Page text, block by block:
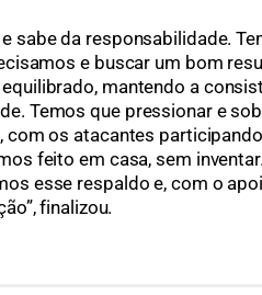
sabe da responsabilidade.
e buscar um bom
mantendo a
Temos que pressionar e
com os atacantes
feito em casa, sem
esse respaldo e, com o
finalizou.